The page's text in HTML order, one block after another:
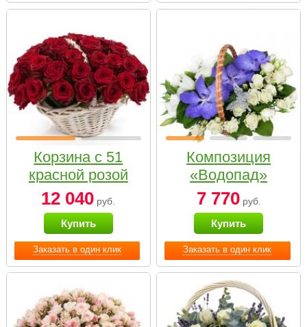
Заказать в один клик
Корзина с 51
красной розой
12 040 руб.
Купить
Заказать в один клик
Композиция
«Водопад»
7 770руб.
Купить